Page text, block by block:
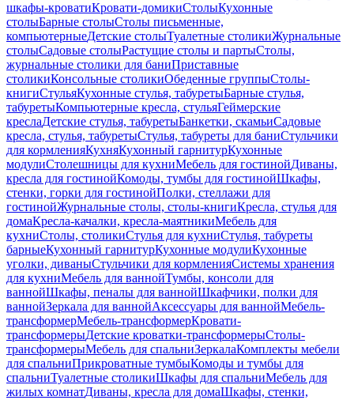
шкафы-кроватиКровати-домикиСтолыКухонные
столыБарные столыСтолы письменные,
компьютерныеДетские столыТуалетные столикиЖурнальные
столыСадовые столыРастущие столы и партыСтолы,
журнальные столики для баниПриставные
столикиКонсольные столикиОбеденные группыСтолы-
книгиСтульяКухонные стулья, табуретыБарные стулья,
табуретыКомпьютерные кресла, стульяГеймерские
креслаДетские стулья, табуретыБанкетки, скамьиСадовые
кресла, стулья, табуретыСтулья, табуреты для баниСтульчики
для кормленияКухняКухонный гарнитурКухонные
модулиСтолешницы для кухниМебель для гостинойДиваны,
кресла для гостинойКомоды, тумбы для гостинойШкафы,
стенки, горки для гостинойПолки, стеллажи для
гостинойЖурнальные столы, столы-книгиКресла, стулья для
домаКресла-качалки, кресла-маятникиМебель для
кухниСтолы, столикиСтулья для кухниСтулья, табуреты
барныеКухонный гарнитурКухонные модулиКухонные
уголки, диваныСтульчики для кормленияСистемы хранения
для кухниМебель для ваннойТумбы, консоли для
ваннойШкафы, пеналы для ваннойШкафчики, полки для
ваннойЗеркала для ваннойАксессуары для ваннойМебель-
трансформерМебель-трансформерКровати-
трансформерыДетские кроватки-трансформерыСтолы-
трансформерыМебель для спальниЗеркалаКомплекты мебели
для спальниПрикроватные тумбыКомоды и тумбы для
спальниТуалетные столикиШкафы для спальниМебель для
жилых комнатДиваны, кресла для домаШкафы, стенки,